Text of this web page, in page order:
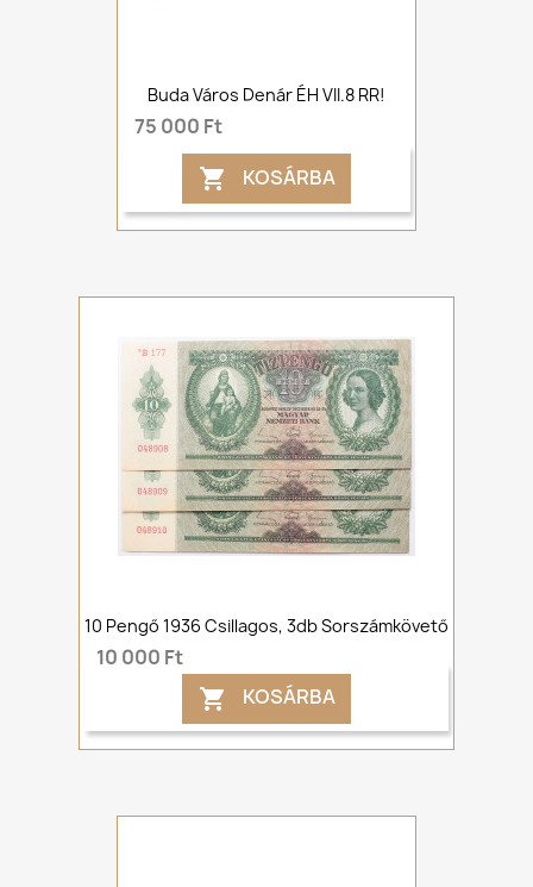
Buda Város Denár ÉH VII.8 RR!
75 000 Ft
 KOSÁRBA
10 Pengő 1936 Csillagos, 3db Sorszámkövető
10 000 Ft
 KOSÁRBA